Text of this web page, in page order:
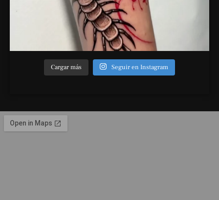
Cargar más Seguir en Instagram